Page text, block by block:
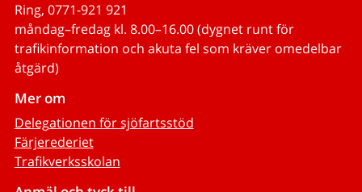
Ring, 0771-921 921
måndag–fredag kl. 8.00–16.00 (dygnet runt för
trafikinformation och akuta fel som kräver omedelbar
åtgärd)
Mer om
Delegationen för sjöfartsstöd
Färjerederiet
Trafikverksskolan